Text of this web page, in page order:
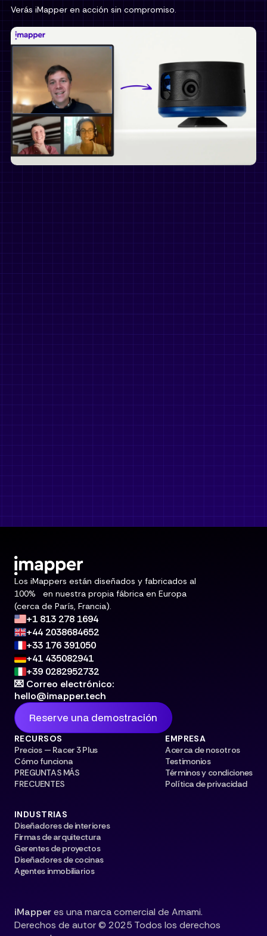
Verás iMapper en acción sin compromiso.
Los iMappers están diseñados y fabricados al
100% en nuestra propia fábrica en Europa
(cerca de París, Francia).
+1 813 278 1694
+44 2038684652
+33 176 391050
+41 435082941
+39 0282952732
💌 Correo electrónico:
hello@imapper.tech
Reserve una demostración
RECURSOS
Precios — Racer 3 Plus
Cómo funciona
PREGUNTAS MÁS
FRECUENTES
EMPRESA
Acerca de nosotros
Testimonios
Términos y condiciones
Política de privacidad
INDUSTRIAS
Diseñadores de interiores
Firmas de arquitectura
Gerentes de proyectos
Diseñadores de cocinas
Agentes inmobiliarios
iMapperes una marca comercial de Amami.
Derechos de autor © 2025 Todos los derechos